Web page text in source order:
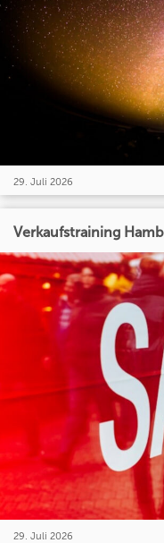
29. Juli 2026
Verkaufstraining
29. Juli 2026